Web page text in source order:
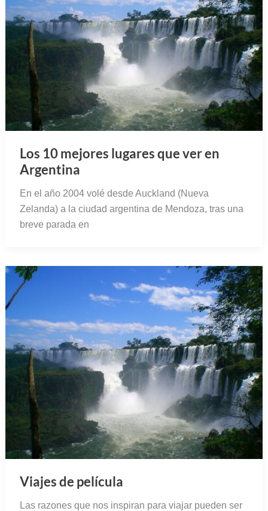
Los 10 mejores lugares que ver en
Argentina
En el año 2004 volé desde Auckland (Nueva
Zelanda) a la ciudad argentina de Mendoza, tras una
breve parada en
Viajes de película
Las razones que nos inspiran para viajar pueden ser